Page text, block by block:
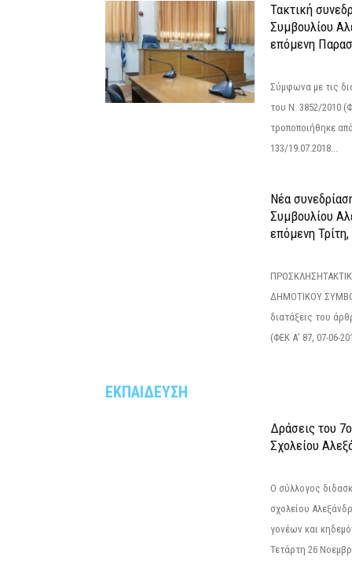
Τακτική
Συμβουλίου
επόμενη
Σύμφωνα με τις
του Ν. 3852/2010
τροποποιήθηκε
133/19.07.2018...
Νέα
Συμβουλίου
επόμενη
ΔΗΜΟΤΙΚΟΥ
διατάξεις του
(ΦΕΚ Α’ 87, 07-06-
ΕΚΠΑΙΔΕΥΣΗ
Δράσεις του
Σχολείου
Ο σύλλογος
σχολείου
γονέων και
Τετάρτη 26